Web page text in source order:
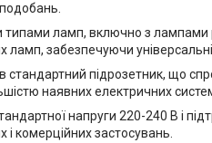
типами ламп, включно з
забезпечуючи
підрозетник, що
наявних електричних
напруги 220-240 В і
і комерційних застосувань.